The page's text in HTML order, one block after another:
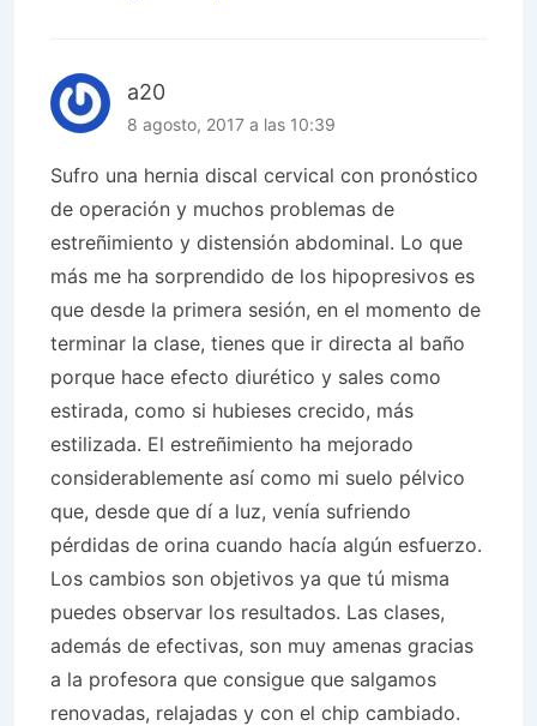
a20
8 agosto, 2017 a las 10:39
Sufro una hernia discal cervical con pronóstico
de operación y muchos problemas de
estreñimiento y distensión abdominal. Lo que
más me ha sorprendido de los hipopresivos es
que desde la primera sesión, en el momento de
terminar la clase, tienes que ir directa al baño
porque hace efecto diurético y sales como
estirada, como si hubieses crecido, más
estilizada. El estreñimiento ha mejorado
considerablemente así como mi suelo pélvico
que, desde que dí a luz, venía sufriendo
pérdidas de orina cuando hacía algún esfuerzo.
Los cambios son objetivos ya que tú misma
puedes observar los resultados. Las clases,
además de efectivas, son muy amenas gracias
a la profesora que consigue que salgamos
renovadas, relajadas y con el chip cambiado.